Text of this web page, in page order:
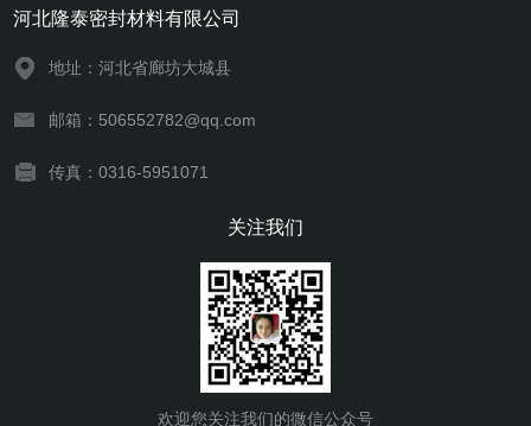
河北隆泰密封材料有限公司
地址：河北省廊坊大城县
邮箱：506552782@qq.com
传真：0316-5951071
关注我们
欢迎您关注我们的微信公众号